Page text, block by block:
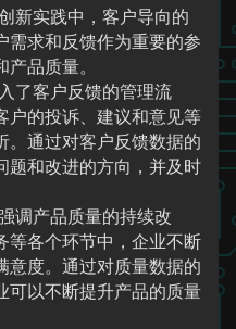
新实践中，客户导向的
需求和反馈作为重要的参
品质量。
了客户反馈的管理流
户的投诉、建议和意见等
。通过对客户反馈数据的
题和改进的方向，并及时
调产品质量的持续改
等各个环节中，企业不断
意度。通过对质量数据的
可以不断提升产品的质量